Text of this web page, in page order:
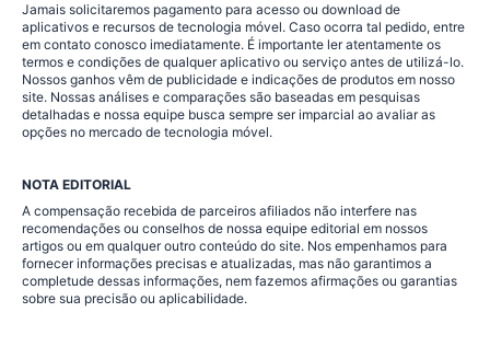
Jamais solicitaremos pagamento para acesso ou download de
aplicativos e recursos de tecnologia móvel. Caso ocorra tal pedido, entre
em contato conosco imediatamente. É importante ler atentamente os
termos e condições de qualquer aplicativo ou serviço antes de utilizá-lo.
Nossos ganhos vêm de publicidade e indicações de produtos em nosso
site. Nossas análises e comparações são baseadas em pesquisas
detalhadas e nossa equipe busca sempre ser imparcial ao avaliar as
opções no mercado de tecnologia móvel.
NOTA EDITORIAL
A compensação recebida de parceiros afiliados não interfere nas
recomendações ou conselhos de nossa equipe editorial em nossos
artigos ou em qualquer outro conteúdo do site. Nos empenhamos para
fornecer informações precisas e atualizadas, mas não garantimos a
completude dessas informações, nem fazemos afirmações ou garantias
sobre sua precisão ou aplicabilidade.